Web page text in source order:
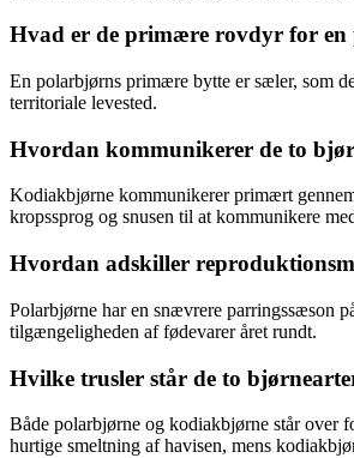
Hvad er de primære rovdyr for
En polarbjørns primære bytte er sæler, som
territoriale levested.
Hvordan kommunikerer de to
Kodiakbjørne kommunikerer primært
kropssprog og snusen til at kommunikere
Hvordan adskiller
Polarbjørne har en snævrere parringssæson
tilgængeligheden af fødevarer året rundt.
Hvilke trusler står de to
Både polarbjørne og kodiakbjørne står over
hurtige smeltning af havisen, mens